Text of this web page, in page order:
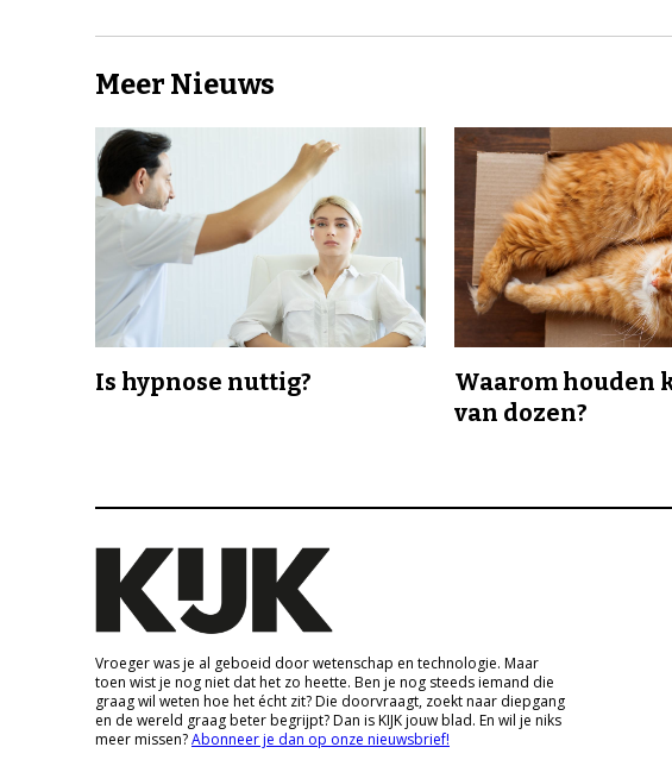
Meer Nieuws
Is hypnose nuttig?
Waarom houden
van dozen?
Vroeger was je al geboeid door wetenschap en technologie. Maar
toen wist je nog niet dat het zo heette. Ben je nog steeds iemand die
graag wil weten hoe het écht zit? Die doorvraagt, zoekt naar diepgang
en de wereld graag beter begrijpt? Dan is KIJK jouw blad. En wil je niks
meer missen?Abonneer je dan op onze nieuwsbrief!